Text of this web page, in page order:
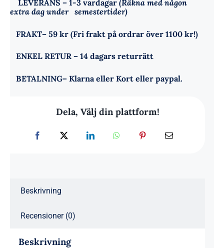
LEVERANS – 1-3 vardagar (Räkna med någon
extra dag under semestertider)
FRAKT– 59 kr (Fri frakt på ordrar över 1100 kr!)
ENKEL RETUR – 14 dagars returrätt
BETALNING– Klarna eller Kort eller paypal.
Dela, Välj din plattform!
Beskrivning
Recensioner (0)
Beskrivning